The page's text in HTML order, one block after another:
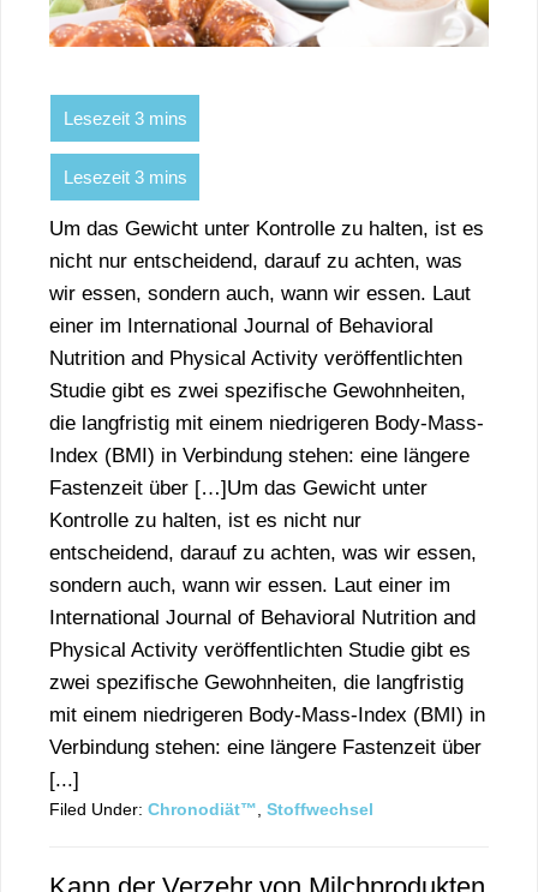
Um das Gewicht unter Kontrolle zu halten, ist es
nicht nur entscheidend, darauf zu achten, was
wir essen, sondern auch, wann wir essen. Laut
einer im International Journal of Behavioral
Nutrition and Physical Activity veröffentlichten
Studie gibt es zwei spezifische Gewohnheiten,
die langfristig mit einem niedrigeren Body-Mass-
Index (BMI) in Verbindung stehen: eine längere
Fastenzeit über […]Um das Gewicht unter
Kontrolle zu halten, ist es nicht nur
entscheidend, darauf zu achten, was wir essen,
sondern auch, wann wir essen. Laut einer im
International Journal of Behavioral Nutrition and
Physical Activity veröffentlichten Studie gibt es
zwei spezifische Gewohnheiten, die langfristig
mit einem niedrigeren Body-Mass-Index (BMI) in
Verbindung stehen: eine längere Fastenzeit über
[...]
Filed Under: Chronodiät™ Stoffwechsel